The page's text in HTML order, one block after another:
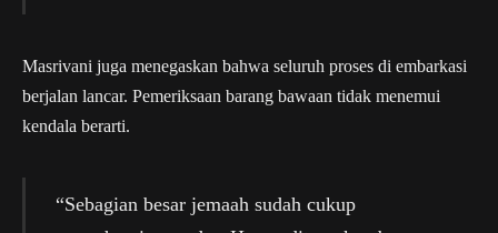
Masrivani juga menegaskan bahwa seluruh proses di embarkasi
berjalan lancar. Pemeriksaan barang bawaan tidak menemui
kendala berarti.
“Sebagian besar jemaah sudah cukup